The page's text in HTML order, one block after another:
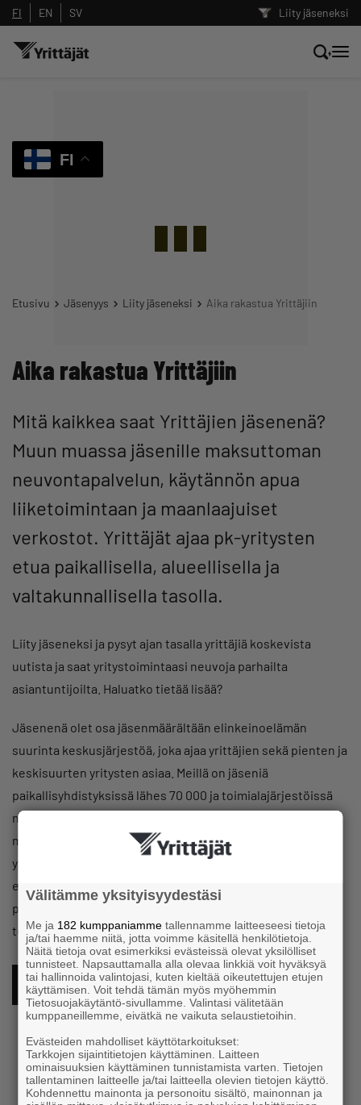
Liity jäseneksi
FI EN SV
FI
Etusivu Jäsenyys Liity jäseneksi Aika rakastua Yrittäjiin
Aika rakastua Yrittäjiin
Mitä kaikkea saat Yrittäjien jäsenenä?
Muun muassa jäsenille maksuttoman
neuvontapalvelun, käytännön apua
liiketoimintaan ja maanlaajuiset
verkostot. Yrittäjät ajaa pk-yritysten
etua paikallisella, alueellisella ja
valtakunnallisella tasolla.
Liity jäseneksi ja pysyt ajan tasalla yrittäjiä koskevista
uutista ja saat yritystoimintaasi neuvoja parhailta
asiantuntijoilta. Haluatko tietää lisää?
Jäsenenä olet osa jäsenmäärältään elinkeinoelämän
suurinta keskusjärjestöä, joka ajaa yrittäjien sekä pienten ja
keskisuurten yritysten asiaa. Meillä on jäseniä
paikallisyhdistyksissä lähes 70 000 ja toimialajärjestöissä
noin 26 000. Ne työllistävät Tilastokeskuksen (2023)
mukaan yrittäjät mukaan lukien noin 590 000 henkilöä ja
yritysten yhteenlaskettu liikevaihto on noin 171 miljardia
euroa. Yrittäjäjärjestön toiminta rakentuu 362
paikallisyhdistyksestä, 21 aluejärjestöstä ja 47
toimialajärjestöstä.
LIITY JÄSENEKSI!
Välitämme yksityisyydestäsi
Me ja 182 kumppaniamme tallennamme laitteeseesi tietoja
ja/tai haemme niitä, jotta voimme käsitellä henkilötietoja.
Näitä tietoja ovat esimerkiksi evästeissä olevat yksilölliset
tunnisteet. Napsauttamalla alla olevaa linkkiä voit hyväksyä
tai hallinnoida valintojasi, kuten kieltää oikeutettujen etujen
käyttämisen. Voit tehdä tämän myös myöhemmin
Tietosuojakäytäntö-sivullamme. Valintasi välitetään
kumppaneillemme, eivätkä ne vaikuta selaustietoihin.
Evästeiden mahdolliset käyttötarkoitukset:
Tarkkojen sijaintitietojen käyttäminen. Laitteen
ominaisuuksien käyttäminen tunnistamista varten. Tietojen
tallentaminen laitteelle ja/tai laitteella olevien tietojen käyttö.
Kohdennettu mainonta ja personoitu sisältö, mainonnan ja